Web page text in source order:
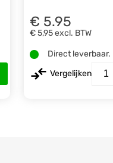
€ 5.95
€ 5,95excl. BTW
Direct leverbaar.
Vergelijken